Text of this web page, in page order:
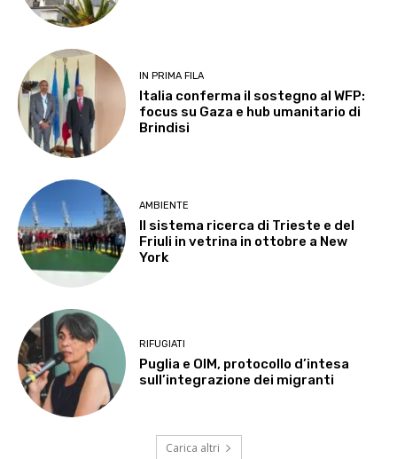
IN PRIMA FILA
Italia conferma il sostegno al WFP:
focus su Gaza e hub umanitario di
Brindisi
AMBIENTE
Il sistema ricerca di Trieste e del
Friuli in vetrina in ottobre a New
York
RIFUGIATI
Puglia e OIM, protocollo d’intesa
sull’integrazione dei migranti
Carica altri